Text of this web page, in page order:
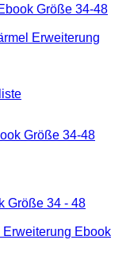
Größe 34-48